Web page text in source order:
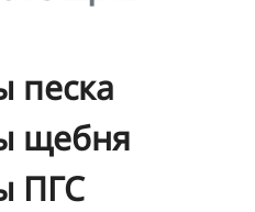
песка
щебня
ПГС